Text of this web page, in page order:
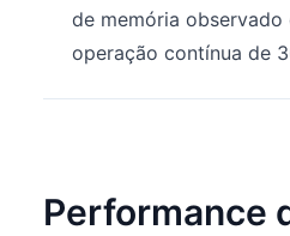
de memória observado
operação contínua de
Performance